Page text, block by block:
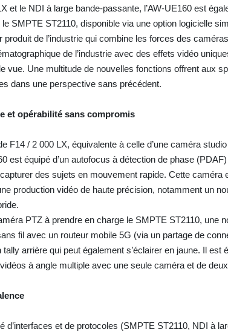
et le NDI à large bande-passante, l’AW-UE160 est
SMPTE ST2110, disponible via une option logicielle
produit de l’industrie qui combine les forces des
de l’industrie avec des effets vidéo
vue. Une multitude de nouvelles fonctions offrent aux
dans une perspective sans précédent.
et opérabilité sans compromis
F14 / 2 000 LX, équivalente à celle d’une caméra
est équipé d’un autofocus à détection de phase
des sujets en mouvement rapide. Cette caméra
production vidéo de haute précision, notamment un
PTZ à prendre en charge le SMPTE ST2110, une
fil avec un routeur mobile 5G (via un partage de
tally arrière qui peut également s’éclairer en jaune. Il est
à angle multiple avec une seule caméra et de
d’interfaces et de protocoles (SMPTE ST2110, NDI à